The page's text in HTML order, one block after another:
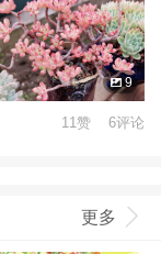
9
11赞 6评论
更多